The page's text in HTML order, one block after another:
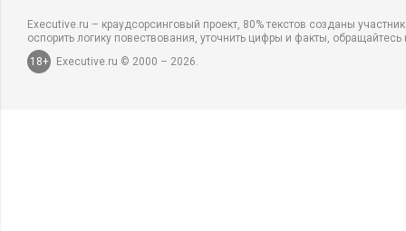
Executive.ru – краудсорсинговый проект, 80% текстов созданы
оспорить логику повествования, уточнить цифры и факты,
18+
Executive.ru © 2000 – 2026.